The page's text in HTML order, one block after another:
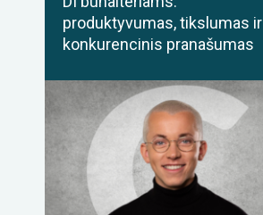
produktyvumas, tikslumas ir
konkurencinis pranašumas